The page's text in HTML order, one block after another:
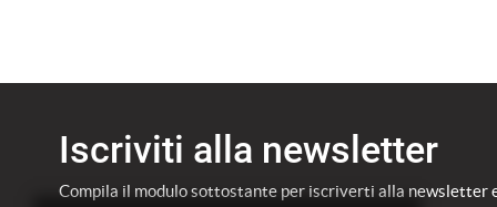
Iscriviti alla newsletter
Compila il modulo sottostante per iscriverti alla newsletter